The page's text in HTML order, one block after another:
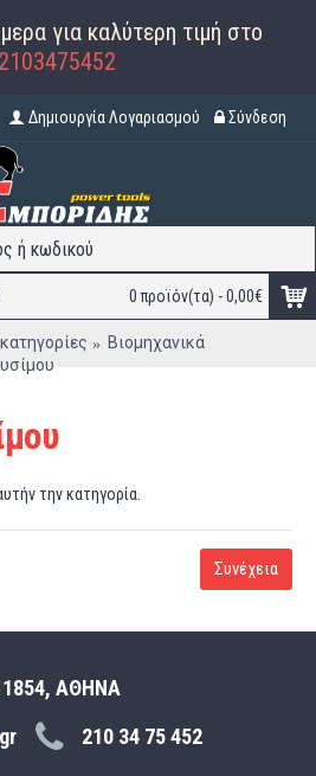
για καλύτερη τιμή στο
2103475452
Δημιουργία Λογαριασμού Σύνδεση
0 προϊόν(τα) - 0,00€
Βιομηχανικά
την κατηγορία.
Συνέχεια
ΑΘΗΝΑ
210 34 75 452